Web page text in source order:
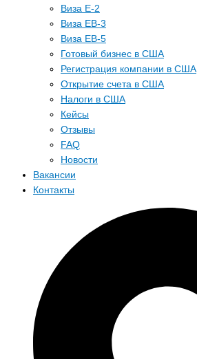
Виза E-2
Виза EB-3
Виза EB-5
Готовый бизнес в США
Регистрация компании в США
Открытие счета в США
Налоги в США
Кейсы
Отзывы
FAQ
Новости
Вакансии
Контакты